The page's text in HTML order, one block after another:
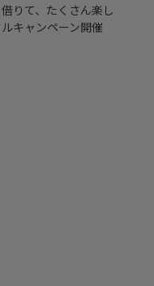
借りて、たくさん楽し
キャンペーン開催